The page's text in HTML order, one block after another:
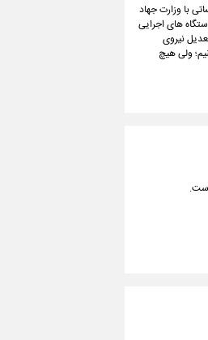
با وزارت جهاد
های اجرایی
نیروی
ولی هیچ